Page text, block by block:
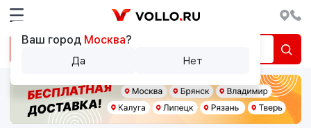
Ваш город Москва?
Да Нет